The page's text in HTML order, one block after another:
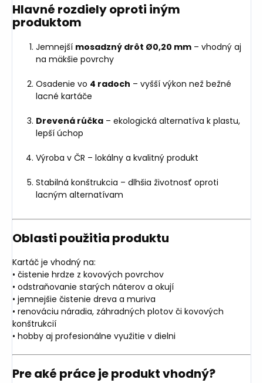
Hlavné rozdiely oproti iným
produktom
Jemnejší mosadzný drôt Ø0,20 mm – vhodný aj
na mäkšie povrchy
Osadenie vo 4 radoch – vyšší výkon než bežné
lacné kartáče
Drevená rúčka – ekologická alternatíva k plastu,
lepší úchop
Výroba v ČR – lokálny a kvalitný produkt
Stabilná konštrukcia – dlhšia životnosť oproti
lacným alternatívam
Oblasti použitia produktu
Kartáč je vhodný na:
• čistenie hrdze z kovových povrchov
• odstraňovanie starých náterov a okují
• jemnejšie čistenie dreva a muriva
• renováciu náradia, záhradných plotov či kovových
konštrukcií
• hobby aj profesionálne využitie v dielni
Pre aké práce je produkt vhodný?